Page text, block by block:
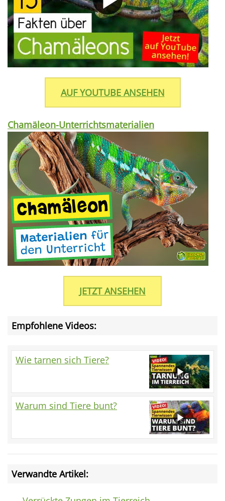
AUF YOUTUBE ANSEHEN
Chamäleon-Unterrichtsmaterialien
JETZT ANSEHEN
Empfohlene Videos:
Wie tarnen sich Tiere?
Warum sind Tiere bunt?
Verwandte Artikel: